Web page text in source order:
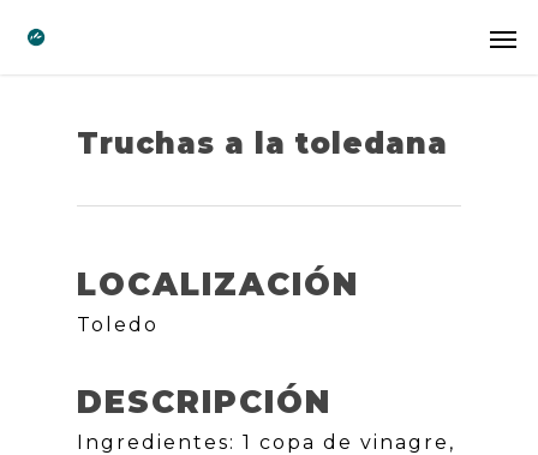
Truchas a la toledana
LOCALIZACIÓN
Toledo
DESCRIPCIÓN
Ingredientes: 1 copa de vinagre,